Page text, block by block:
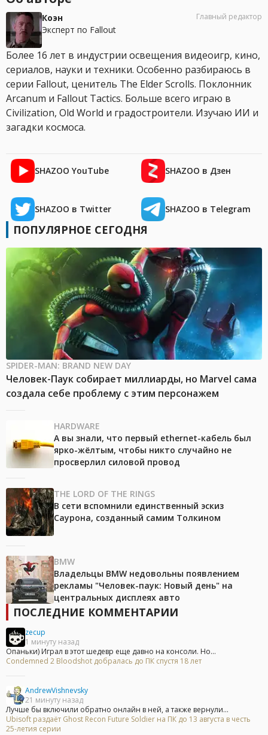
Коэн
Эксперт по Fallout
Главный редактор
Более 16 лет в индустрии освещения видеоигр, кино,
сериалов, науки и техники. Особенно разбираюсь в
серии Fallout, ценитель The Elder Scrolls. Поклонник
Arcanum и Fallout Tactics. Больше всего играю в
Civilization, Old World и градостроители. Изучаю ИИ и
загадки космоса.
SHAZOO YouTube SHAZOO в Дзен
SHAZOO в Twitter SHAZOO в Telegram
ПОПУЛЯРНОЕ СЕГОДНЯ
SPIDER-MAN: BRAND NEW DAY
Человек-Паук собирает миллиарды, но Marvel сама
создала себе проблему с этим персонажем
HARDWARE
А вы знали, что первый ethernet-кабель был
ярко-жёлтым, чтобы никто случайно не
просверлил силовой провод
THE LORD OF THE RINGS
В сети вспомнили единственный эскиз
Саурона, созданный самим Толкином
BMW
Владельцы BMW недовольны появлением
рекламы "Человек-паук: Новый день" на
центральных дисплеях авто
ПОСЛЕДНИЕ КОММЕНТАРИИ
zecup
1 минуту назад
Опаньки) Играл в этот шедевр еще давно на консоли. Но...
Condemned 2 Bloodshot добралась до ПК спустя 18 лет
AndrewVishnevsky
21 минуту назад
Лучше бы включили обратно онлайн в ней, а также вернули...
Ubisoft раздаёт Ghost Recon Future Soldier на ПК до 13 августа в честь
25-летия серии